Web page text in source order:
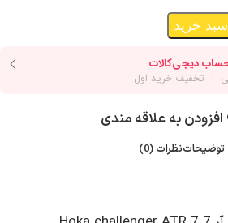
سبد خرید
افزودن به علاقه مندی
توضیحاتنظرات (0)